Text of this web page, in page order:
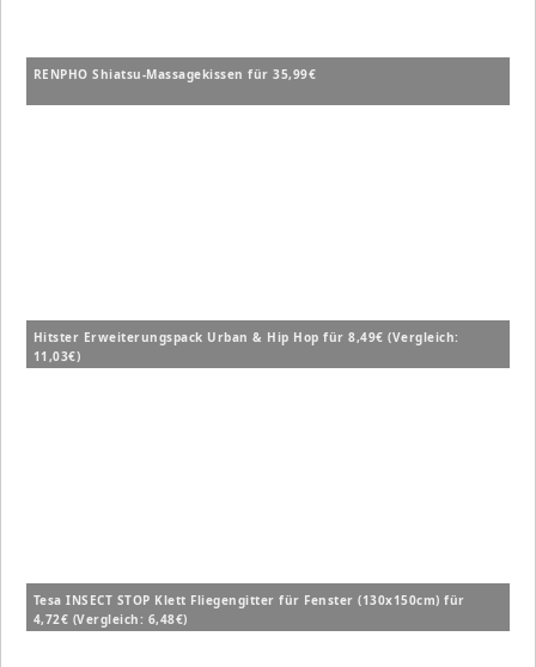
RENPHO Shiatsu-Massagekissen für 35,99€
Hitster Erweiterungspack Urban & Hip Hop für 8,49€ (Vergleich:
11,03€)
Tesa INSECT STOP Klett Fliegengitter für Fenster (130x150cm) für
4,72€ (Vergleich: 6,48€)